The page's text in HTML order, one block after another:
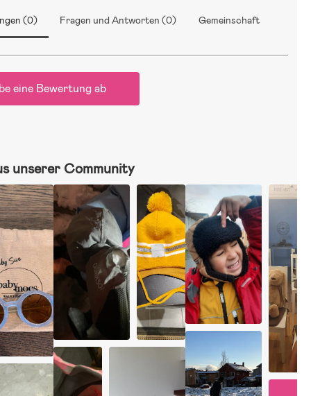
(0) Fragen und Antworten (0) Gemeinschaft
eine Bewertung ab
unserer Community